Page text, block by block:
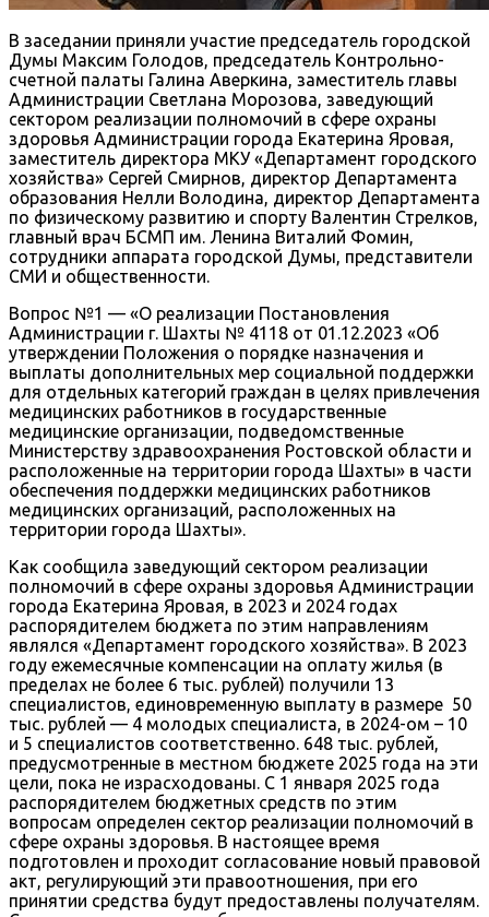
В заседании приняли участие председатель городской
Думы Максим Голодов, председатель Контрольно-
счетной палаты Галина Аверкина, заместитель главы
Администрации Светлана Морозова, заведующий
сектором реализации полномочий в сфере охраны
здоровья Администрации города Екатерина Яровая,
заместитель директора МКУ «Департамент городского
хозяйства» Сергей Смирнов, директор Департамента
образования Нелли Володина, директор Департамента
по физическому развитию и спорту Валентин Стрелков,
главный врач БСМП им. Ленина Виталий Фомин,
сотрудники аппарата городской Думы, представители
СМИ и общественности.
Вопрос №1 — «О реализации Постановления
Администрации г. Шахты № 4118 от 01.12.2023 «Об
утверждении Положения о порядке назначения и
выплаты дополнительных мер социальной поддержки
для отдельных категорий граждан в целях привлечения
медицинских работников в государственные
медицинские организации, подведомственные
Министерству здравоохранения Ростовской области и
расположенные на территории города Шахты» в части
обеспечения поддержки медицинских работников
медицинских организаций, расположенных на
территории города Шахты».
Как сообщила заведующий сектором реализации
полномочий в сфере охраны здоровья Администрации
города Екатерина Яровая, в 2023 и 2024 годах
распорядителем бюджета по этим направлениям
являлся «Департамент городского хозяйства». В 2023
году ежемесячные компенсации на оплату жилья (в
пределах не более 6 тыс. рублей) получили 13
специалистов, единовременную выплату в размере 50
тыс. рублей — 4 молодых специалиста, в 2024-ом – 10
и 5 специалистов соответственно. 648 тыс. рублей,
предусмотренные в местном бюджете 2025 года на эти
цели, пока не израсходованы. С 1 января 2025 года
распорядителем бюджетных средств по этим
вопросам определен сектор реализации полномочий в
сфере охраны здоровья. В настоящее время
подготовлен и проходит согласование новый правовой
акт, регулирующий эти правоотношения, при его
принятии средства будут предоставлены получателям.